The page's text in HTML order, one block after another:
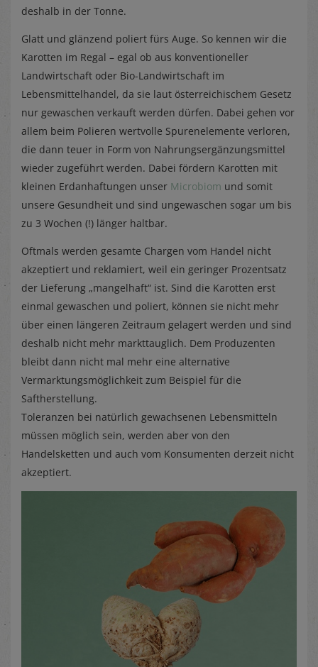
deshalb in der Tonne.
Glatt und glänzend poliert fürs Auge. So kennen wir die
Karotten im Regal – egal ob aus konventioneller
Landwirtschaft oder Bio-Landwirtschaft im
Lebensmittelhandel, da sie laut österreichischem Gesetz
nur gewaschen verkauft werden dürfen. Dabei gehen vor
allem beim Polieren wertvolle Spurenelemente verloren,
die dann teuer in Form von Nahrungsergänzungsmittel
wieder zugeführt werden. Dabei fördern Karotten mit
kleinen Erdanhaftungen unser Microbiom und somit
unsere Gesundheit und sind ungewaschen sogar um bis
zu 3 Wochen (!) länger haltbar.
Oftmals werden gesamte Chargen vom Handel nicht
akzeptiert und reklamiert, weil ein geringer Prozentsatz
der Lieferung „mangelhaft“ ist. Sind die Karotten erst
einmal gewaschen und poliert, können sie nicht mehr
über einen längeren Zeitraum gelagert werden und sind
deshalb nicht mehr markttauglich. Dem Produzenten
bleibt dann nicht mal mehr eine alternative
Vermarktungsmöglichkeit zum Beispiel für die
Saftherstellung.
Toleranzen bei natürlich gewachsenen Lebensmitteln
müssen möglich sein, werden aber von den
Handelsketten und auch vom Konsumenten derzeit nicht
akzeptiert.